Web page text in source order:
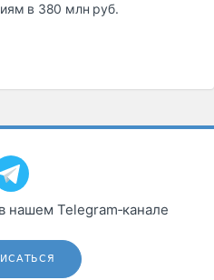
в 380 млн руб.
нашем Telegram‑канале